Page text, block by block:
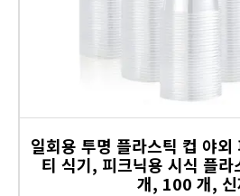
일회용 투명 플라스틱 컵 야
티 식기, 피크닉용 시식 플
개, 100 개, 신